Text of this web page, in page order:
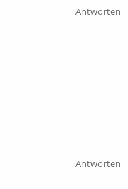
Antworten
Antworten